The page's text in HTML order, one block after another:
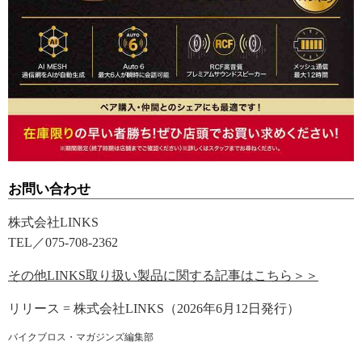
お問い合わせ
株式会社LINKS
TEL／075-708-2362
その他LINKS取り扱い製品に関する記事はこちら＞＞
リリース = 株式会社LINKS（2026年6月12日発行）
バイクブロス・マガジンズ編集部